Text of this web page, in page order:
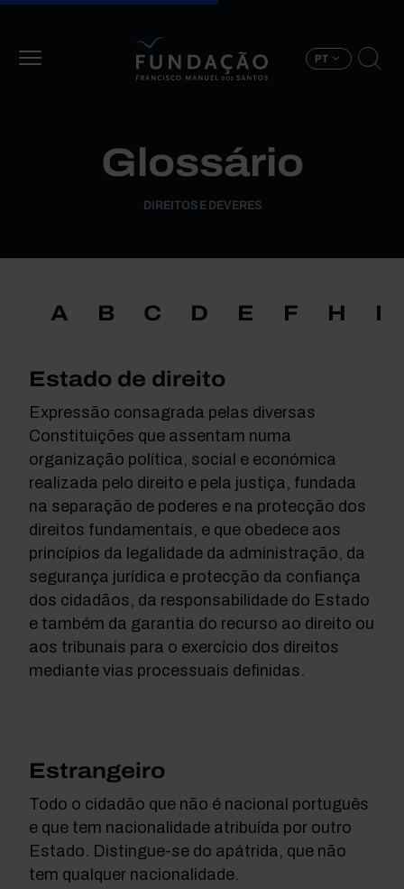
PT
Glossário
DIREITOS E DEVERES
A B C D E F H I
Estado de direito
Expressão consagrada pelas diversas
Constituições que assentam numa
organização política, social e económica
realizada pelo direito e pela justiça, fundada
na separação de poderes e na protecção dos
direitos fundamentais, e que obedece aos
princípios da legalidade da administração, da
segurança jurídica e protecção da confiança
dos cidadãos, da responsabilidade do Estado
e também da garantia do recurso ao direito ou
aos tribunais para o exercício dos direitos
mediante vias processuais definidas.
Estrangeiro
Todo o cidadão que não é nacional português
e que tem nacionalidade atribuída por outro
Estado. Distingue-se do apátrida, que não
tem qualquer nacionalidade.